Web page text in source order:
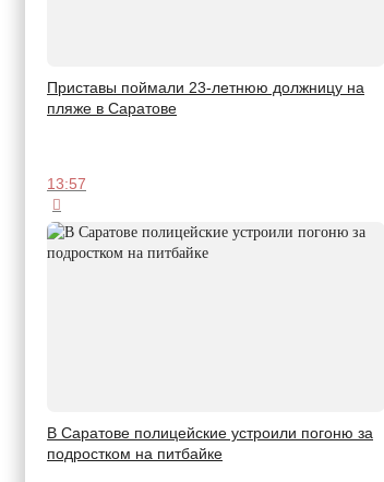
Приставы поймали 23-летнюю должницу на
пляже в Саратове
13:57
В Саратове полицейские устроили погоню за
подростком на питбайке